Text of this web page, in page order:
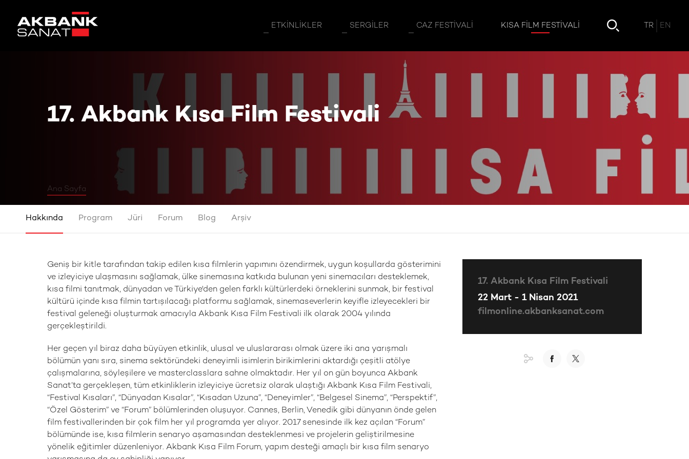
ETKINLIKLER SERGILER CAZ FESTIVALI KISA FILM FESTIVALI TR EN
17. Akbank Kısa Film Festivali
Ana Sayfa
17. Akbank Kısa Film Festivali
Hakkında Program Jüri Forum Blog Arşiv
Geniş bir kitle tarafından takip edilen kısa filmlerin yapımını özendirmek, uygun koşullarda gösterimini
ve izleyiciye ulaşmasını sağlamak, ülke sinemasına katkıda bulunan yeni sinemacıları desteklemek,
kısa filmi tanıtmak, dünyadan ve Türkiye'den gelen farklı kültürlerdeki örneklerini sunmak, bir festival
kültürü içinde kısa filmin tartışılacağı platformu sağlamak, sinemaseverlerin keyifle izleyecekleri bir
festival geleneği oluşturmak amacıyla Akbank Kısa Film Festivali ilk olarak 2004 yılında
gerçekleştirildi.
Her geçen yıl biraz daha büyüyen etkinlik, ulusal ve uluslararası olmak üzere iki ana yarışmalı
bölümün yanı sıra, sinema sektöründeki deneyimli isimlerin birikimlerini aktardığı çeşitli atölye
çalışmalarına, söyleşilere ve masterclasslara sahne olmaktadır. Her yıl on gün boyunca Akbank
Sanat’ta gerçekleşen, tüm etkinliklerin izleyiciye ücretsiz olarak ulaştığı Akbank Kısa Film Festivali,
“Festival Kısaları”, “Dünyadan Kısalar”, “Kısadan Uzuna”, “Deneyimler”, “Belgesel Sinema”, “Perspektif”,
“Özel Gösterim” ve “Forum” bölümlerinden oluşuyor. Cannes, Berlin, Venedik gibi dünyanın önde gelen
film festivallerinden bir çok film her yıl programda yer alıyor. 2017 senesinde ilk kez açılan “Forum”
bölümünde ise, kısa filmlerin senaryo aşamasından desteklenmesi ve projelerin geliştirilmesine
yönelik eğitimler düzenleniyor. Akbank Kısa Film Forum, yapım desteği amaçlı bir kısa film senaryo
17. Akbank Kısa Film Festivali
22 Mart - 1 Nisan 2021
filmonline.akbanksanat.com